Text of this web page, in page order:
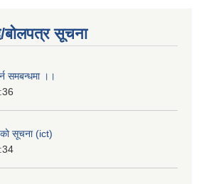
बोलपत्र सूचना
समबन्धमा ।।
सूचना (ict)